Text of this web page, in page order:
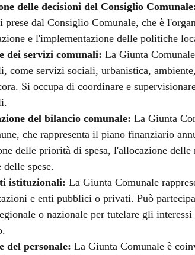
delle decisioni del Consiglio
prese dal Consiglio Comunale, che è
e l'implementazione delle politiche
dei servizi comunali: La Giunta
come servizi sociali, urbanistica,
Si occupa di coordinare e
del bilancio comunale: La Giunta
che rappresenta il piano finanziario
delle priorità di spesa, l'allocazione
delle spese.
istituzionali: La Giunta Comunale
e enti pubblici o privati. Può
o nazionale per tutelare gli
del personale: La Giunta Comunale è